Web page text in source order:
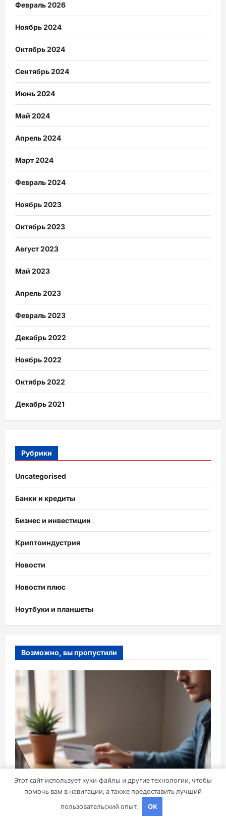
Февраль 2026
Ноябрь 2024
Октябрь 2024
Сентябрь 2024
Июнь 2024
Май 2024
Апрель 2024
Март 2024
Февраль 2024
Ноябрь 2023
Октябрь 2023
Август 2023
Май 2023
Апрель 2023
Февраль 2023
Декабрь 2022
Ноябрь 2022
Октябрь 2022
Декабрь 2021
Рубрики
Uncategorised
Банки и кредиты
Бизнес и инвестиции
Криптоиндустрия
Новости
Новости плюс
Ноутбуки и планшеты
Возможно, вы пропустили
Этот сайт использует куки-файлы и другие технологии, чтобы
помочь вам в навигации, а также предоставить лучший
пользовательский опыт.
OK